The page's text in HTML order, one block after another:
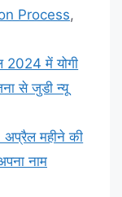
Process,
में योगी
से जुडी न्यू
महीने की
नाम